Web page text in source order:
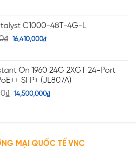
C1000-48T-4G-L
₫ 16,410,000₫
On 1960 24G 2XGT 24-Port
SFP+ (JL807A)
₫ 14,500,000₫
MẠI QUỐC TẾ VNC